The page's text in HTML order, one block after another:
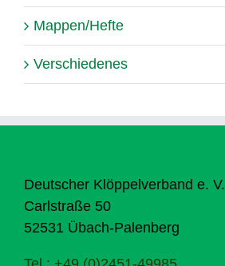
Mappen/Hefte
Verschiedenes
Deutscher Klöppelverband e. V.
Carlstraße 50
52531 Übach-Palenberg